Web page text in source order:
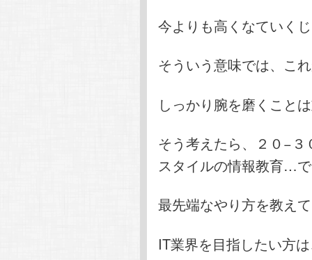
今よりも高くなていく
そういう意味では、こ
しっかり腕を磨くこと
そう考えたら、２０−
スタイルの情報教育…
最先端なやり方を教え
IT業界を目指したい方